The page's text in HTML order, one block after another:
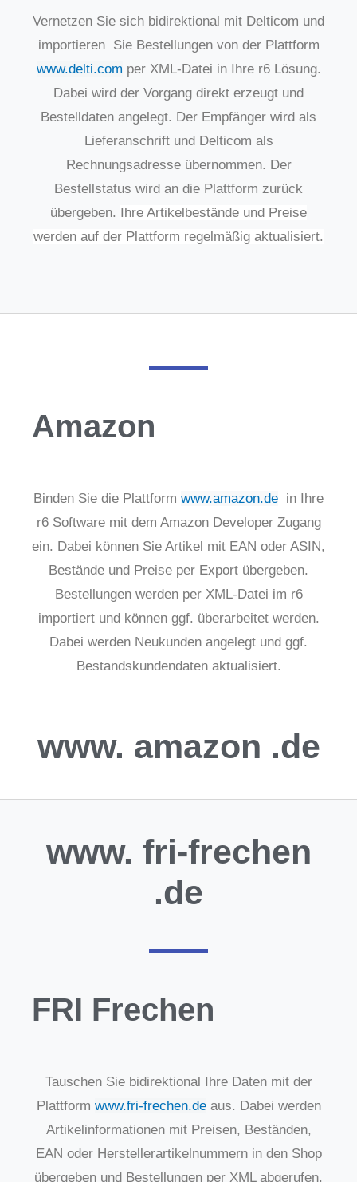
Vernetzen Sie sich bidirektional mit Delticom und
importieren Sie Bestellungen von der Plattform
www.delti.com per XML-Datei in Ihre r6 Lösung.
Dabei wird der Vorgang direkt erzeugt und
Bestelldaten angelegt. Der Empfänger wird als
Lieferanschrift und Delticom als
Rechnungsadresse übernommen. Der
Bestellstatus wird an die Plattform zurück
übergeben.
Ihre Artikelbestände und Preise
werden auf der Plattform regelmäßig aktualisiert.
Amazon
Binden Sie die Plattform www.amazon.de in Ihre
r6 Software mit dem Amazon Developer Zugang
ein. Dabei können Sie Artikel mit EAN oder ASIN,
Bestände und Preise per Export übergeben.
Bestellungen werden per XML-Datei im r6
importiert und können ggf. überarbeitet werden.
Dabei werden Neukunden angelegt und ggf.
Bestandskundendaten aktualisiert.
www. amazon .de
www. fri-frechen
.de
FRI Frechen
Tauschen Sie bidirektional Ihre Daten mit der
Plattform www.fri-frechen.deaus. Dabei werden
Artikelinformationen mit Preisen, Beständen,
EAN oder Herstellerartikelnummern in den Shop
übergeben und Bestellungen per XML abgerufen.